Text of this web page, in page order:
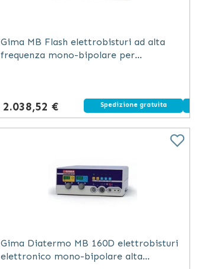
Dispositivo medico
Gima MB Flash elettrobisturi ad alta
frequenza mono-bipolare per
2.038,52 € Spedizione gratuita
Gima Diatermo MB 160D elettrobisturi
elettronico mono-bipolare alta